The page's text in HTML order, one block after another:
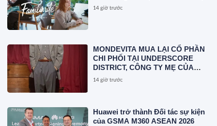
14 giờ trước
MONDEVITA MUA LẠI CỔ PHẦN
CHI PHỐI TẠI UNDERSCORE
DISTRICT, CÔNG TY MẸ CỦA
MAGLIANO, ĐÁNH DẤU BƯỚC
14 giờ trước
Huawei trở thành Đối tác sự kiện
của GSMA M360 ASEAN 2026